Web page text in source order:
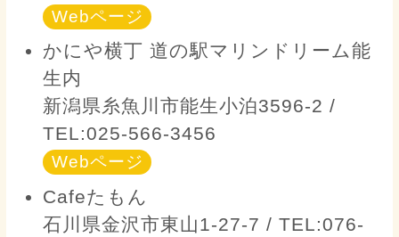
Webページ
かにや横丁 道の駅マリンドリーム能
生内
新潟県糸魚川市能生小泊3596-2 /
TEL:025-566-3456
Webページ
Cafeたもん
石川県金沢市東山1-27-7 / TEL:076-